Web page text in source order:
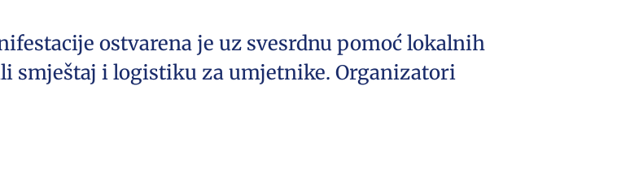
ostvarena je uz svesrdnu pomoć lokalnih
smještaj i logistiku za umjetnike. Organizatori